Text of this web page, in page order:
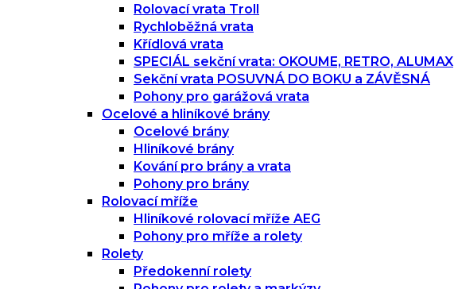
Rolovací vrata Troll
Rychloběžná vrata
Křídlová vrata
SPECIÁL sekční vrata: OKOUME, RETRO, ALUMAX
Sekční vrata POSUVNÁ DO BOKU a ZÁVĚSNÁ
Pohony pro garážová vrata
Ocelové a hliníkové brány
Ocelové brány
Hliníkové brány
Kování pro brány a vrata
Pohony pro brány
Rolovací mříže
Hliníkové rolovací mříže AEG
Pohony pro mříže a rolety
Rolety
Předokenní rolety